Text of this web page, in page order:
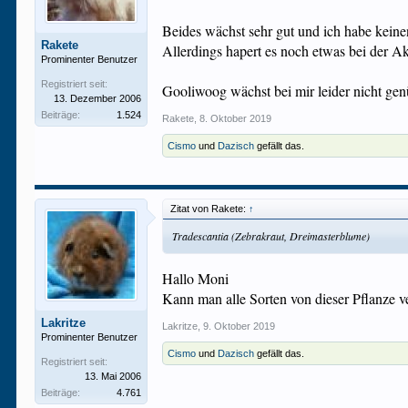
Rakete
Prominenter Benutzer
Registriert seit:
13. Dezember 2006
Beiträge:
1.524
Beides wächst sehr gut und ich habe
Allerdings hapert es noch etwas bei der
Gooliwoog wächst bei mir leider nicht
Rakete 8. Oktober 2019
Cismo und Dazisch gefällt das.
Lakritze
Prominenter Benutzer
Registriert seit:
13. Mai 2006
Beiträge:
4.761
Zitat von Rakete: ↑
Tradescantia (Zebrakraut, Dreimasterblume)
Hallo Moni
Kann man alle Sorten von dieser Pflanze
Lakritze 9. Oktober 2019
Cismo und Dazisch gefällt das.